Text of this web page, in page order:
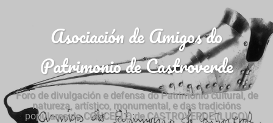
Asociación de Amigos do
Patrimonio de Castroverde
Foro de divulgación e defensa do Patrimonio cultural, de
natureza, artístico, monumental, e das tradicións
populares do CONCELLO de CASTROVERDE (LUGO)